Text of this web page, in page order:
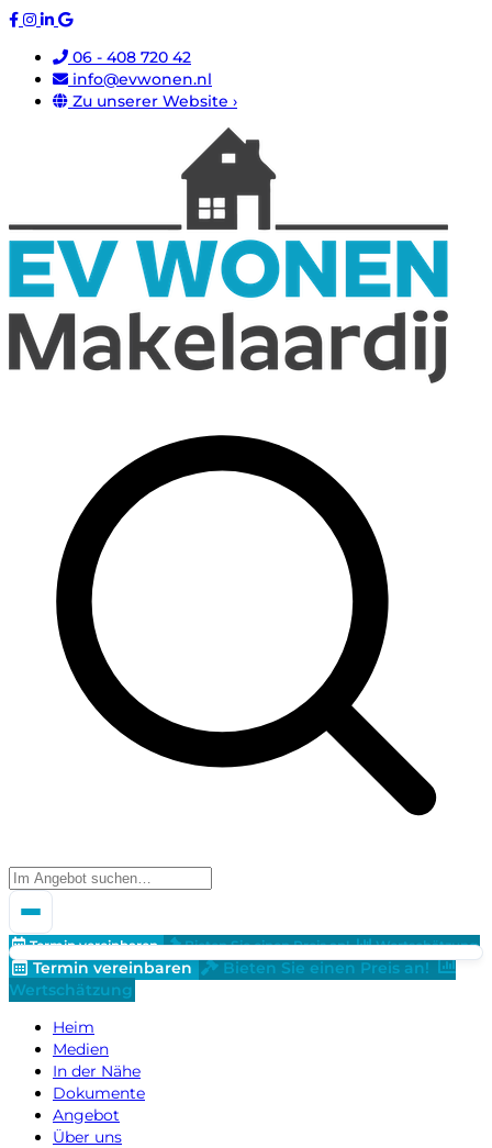
06 - 408 720 42
info@evwonen.nl
Zu unserer Website ›
Termin vereinbaren Bieten Sie einen Preis an! Wertschätzung
Termin vereinbaren
Bieten Sie einen Preis an!
Wertschätzung
Heim
Medien
In der Nähe
Dokumente
Angebot
Über uns